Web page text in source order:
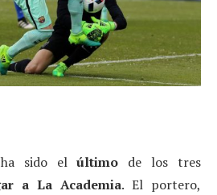
ha sido elúltimo de los tres
a La Academia. El portero,